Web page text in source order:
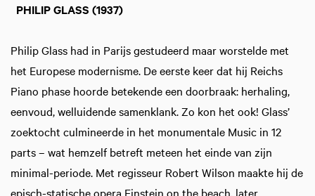
PHILIP GLASS (1937)
Philip Glass had in Parijs gestudeerd maar worstelde met
het Europese modernisme. De eerste keer dat hij Reichs
Piano phase hoorde betekende een doorbraak: herhaling,
eenvoud, welluidende samenklank. Zo kon het ook! Glass’
zoektocht culmineerde in het monumentale Music in 12
parts – wat hemzelf betreft meteen het einde van zijn
minimal-periode. Met regisseur Robert Wilson maakte hij de
episch-statische opera Einstein on the beach, later